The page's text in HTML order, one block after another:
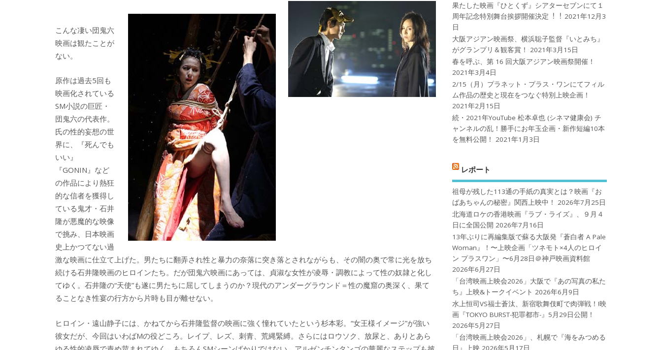
b
o
k
er
k
こんな凄い団鬼六
映画は観たことが
ない。
原作は過去5回も
映画化されている
SM小説の巨匠・
団鬼六の代表作。
氏の性的妄想の世
界に、『死んでも
いい』
『GONIN』など
の作品により熱狂
的な信者を獲得し
ている鬼才・石井
隆が悪魔的な映像
で挑み、日本映画
史上かつてない過
激な映画に仕立て上げた。男たちに翻弄され性と暴力の奈落に突き落とされながらも、その闇の奥で常に光を放ち
続ける石井隆映画のヒロインたち。だが団鬼六映画にあっては、貞淑な女性が凌辱・調教によって性の奴隷と化し
てゆく。石井隆の“天使”も遂に男たちに屈してしまうのか？現代のアンダーグラウンド＝性の魔窟の奥深く、果て
ることなき性宴の行方から片時も目が離せない。
ヒロイン・遠山静子には、かねてから石井隆監督の映画に強く憧れていたという杉本彩。“女王様イメージ”が強い
彼女だが、今回はいわばMの役どころ。レイプ、レズ、刺青、荒縄緊縛。さらにはロウソク、放尿と、ありとあら
果たした映画『ひとくず』シアターセブンにて１
周年記念特別舞台挨拶開催決定︕︕ 2021年12月3
日
大阪アジアン映画祭、横浜聡子監督『いとみち』
がグランプリ＆観客賞！
2021年3月15日
春を呼ぶ、第 16 回大阪アジアン映画祭開催！
2021年3月4日
2/15（月）プラネット・プラス・ワンにてフィル
ム作品の歴史と現在をつなぐ特別上映企画！
2021年2月15日
続・2021年YouTube 松本卓也 (シネマ健康会) チ
ャンネルの乱！勝手にお年玉企画・新作短編10本
を無料公開！
2021年1月3日
レポート
祖母が残した113通の手紙の真実とは？映画『お
ばあちゃんの秘密』関西上映中！
2026年7月25日
北海道ロケの香港映画『ラブ・ライズ』、９月４
日に全国公開 2026年7月16日
13年ぶりに再編集版で蘇る大阪発『蒼白者 A Pale
Woman』！〜上映企画「ツネモト×4人のヒロイ
ン プラスワン」〜6月28日＠神戸映画資料館
2026年6月27日
「台湾映画上映会2026」大阪で『あの写真の私た
ち』上映&トークイベント 2026年6月9日
水上恒司VS福士蒼汰、新宿歌舞伎町で肉弾戦！!映
画『TOKYO BURST-犯罪都市-』5月29日公開！
2026年5月27日
「台湾映画上映会2026」、札幌で『海をみつめる
日』上映 2026年5月17日